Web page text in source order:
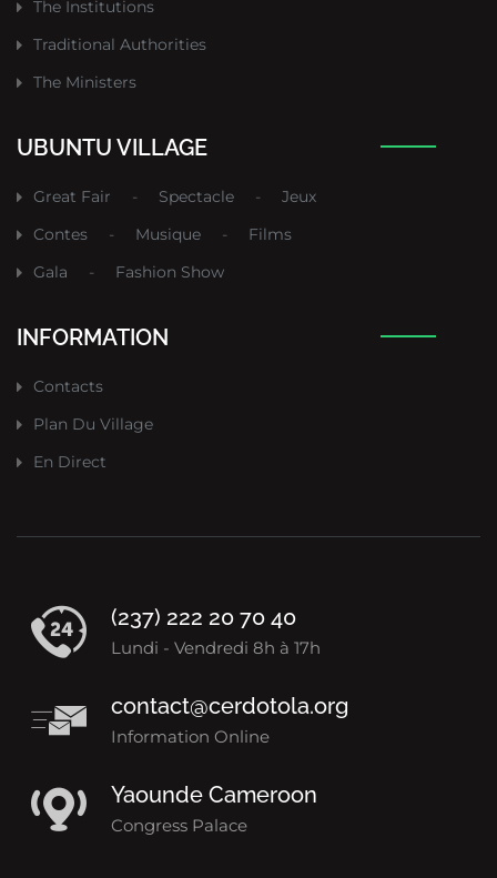
The Institutions
Traditional Authorities
The Ministers
UBUNTU VILLAGE
Great Fair - Spectacle -
Jeux
Contes
- Musique -
Films
Gala
- Fashion Show
INFORMATION
Contacts
Plan Du Village
En Direct
(237) 222 20 70 40
Lundi - Vendredi 8h à 17h
contact@cerdotola.org
Information Online
Yaounde Cameroon
Congress Palace